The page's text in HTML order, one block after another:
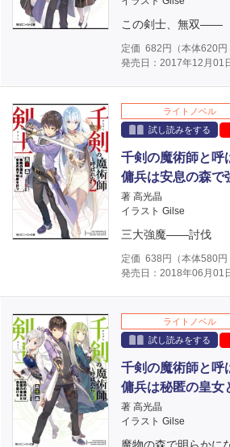
この剣士、無双――
定価 682 円（本体620円
発売日：2017年12月01
ライトノベル
試し読みをする
千剣の魔術師と呼
傭兵は安息の森で
著 高光晶
イラスト Gilse
三大強魔――討伐
定価 638 円（本体580円
発売日：2018年06月01
ライトノベル
試し読みをする
千剣の魔術師と呼
傭兵は秘匿の皇女
著 高光晶
イラスト Gilse